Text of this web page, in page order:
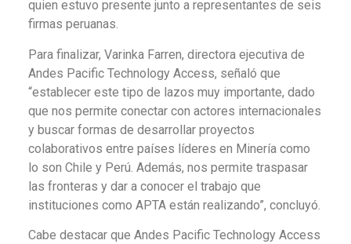
quien estuvo presente junto a representantes de seis
firmas peruanas.
Para finalizar, Varinka Farren, directora ejecutiva de
Andes Pacific Technology Access, señaló que
“establecer este tipo de lazos muy importante, dado
que nos permite conectar con actores internacionales
y buscar formas de desarrollar proyectos
colaborativos entre países líderes en Minería como
lo son Chile y Perú. Además, nos permite traspasar
las fronteras y dar a conocer el trabajo que
instituciones como APTA están realizando”, concluyó.
Cabe destacar que Andes Pacific Technology Access